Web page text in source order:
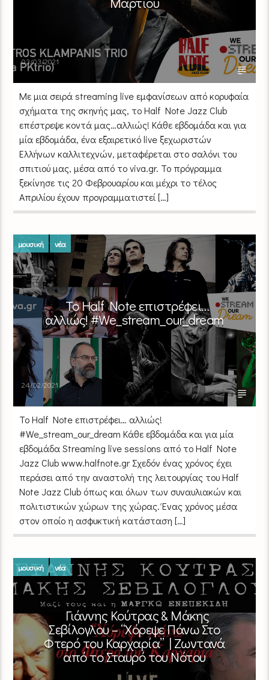
03/03/2021
Mε μια σειρά streaming live εμφανίσεων από κορυφαία
σχήματα της σκηνής μας, το Half Note Jazz Club
επέστρεψε κοντά μας…αλλιώς! Κάθε εβδομάδα και για
μία εβδομάδα, ένα εξαιρετικό live ξεχωριστών
Ελλήνων καλλιτεχνών, μεταφέρεται στο σαλόνι του
σπιτιού μας, μέσα από το viva.gr. Το πρόγραμμα
ξεκίνησε τις 20 Φεβρουαρίου και μέχρι το τέλος
Απριλίου έχουν προγραμματιστεί […]
μουσική νέα
Το Half Note επιστρέφει…
αλλιώς! #We_stream_our_dream
24/02/2021
Το Half Note επιστρέφει… αλλιώς!
#We_stream_our_dream Κάθε εβδομάδα και για μία
εβδομάδα Streaming live sessions από το Half Note
Jazz Club www.halfnote.gr Σχεδόν ένας χρόνος έχει
περάσει από την αναστολή της λειτουργίας του Half
Note Jazz Club όπως και όλων των συναυλιακών και
πολιτιστικών χώρων της χώρας. Ένας χρόνος μέσα
στον οποίο η ασφυκτική κατάσταση […]
μουσική νέα
Γιάννης Κούτρας & Μάκης
Σεβίλογλου – “Χόρεψε Πάνω Στο
Φτερό του Καρχαρία” | Ζωντανά
από το Σταυρό του Νότου